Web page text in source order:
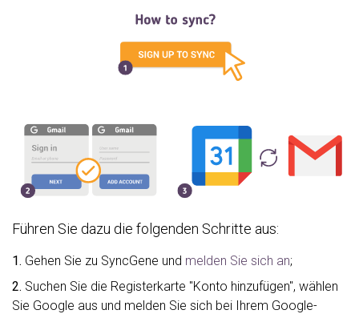
Führen Sie dazu die folgenden Schritte aus:
1. Gehen Sie zu SyncGene und melden Sie sich an;
2. Suchen Sie die Registerkarte "Konto hinzufügen", wählen
Sie Google aus und melden Sie sich bei Ihrem Google-